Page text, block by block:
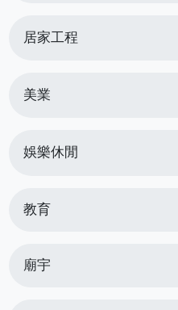
居家工程
美業
娛樂休閒
教育
廟宇